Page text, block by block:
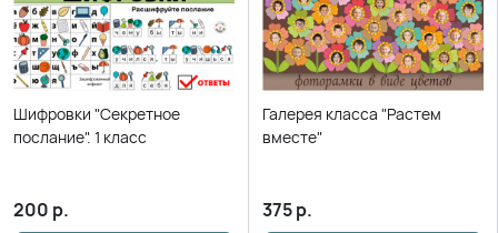
Шифровки "Секретное
послание". 1 класс
200 р.
Галерея класса "Растем
вместе"
375р.